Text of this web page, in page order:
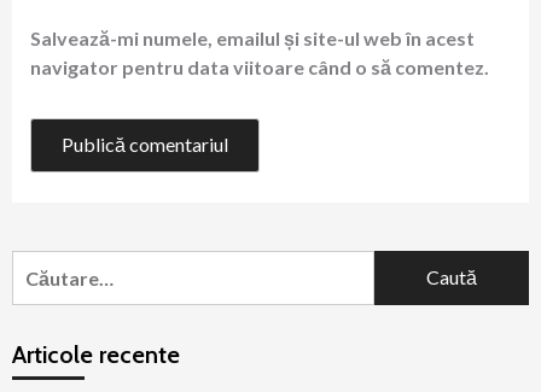
Salvează-mi numele, emailul și site-ul web în acest
navigator pentru data viitoare când o să comentez.
după:
Articole recente